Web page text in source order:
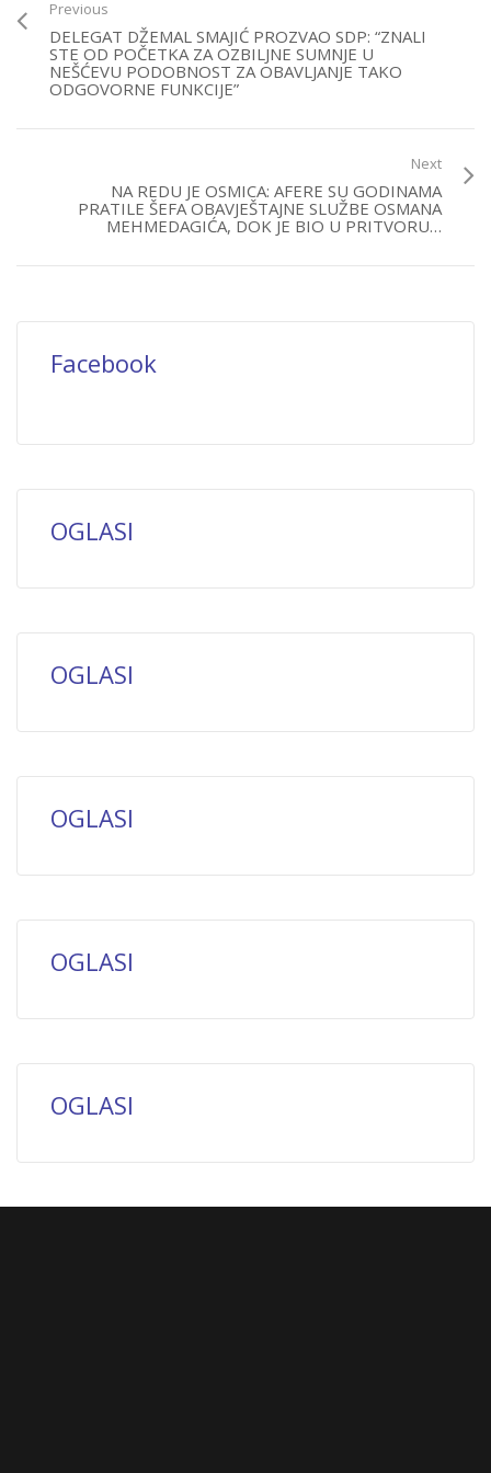
Previous
DELEGAT DŽEMAL SMAJIĆ PROZVAO SDP: “ZNALI
STE OD POČETKA ZA OZBILJNE SUMNJE U
NEŠĆEVU PODOBNOST ZA OBAVLJANJE TAKO
ODGOVORNE FUNKCIJE”
Next
NA REDU JE OSMICA: AFERE SU GODINAMA
PRATILE ŠEFA OBAVJEŠTAJNE SLUŽBE OSMANA
MEHMEDAGIĆA, DOK JE BIO U PRITVORU…
Facebook
OGLASI
OGLASI
OGLASI
OGLASI
OGLASI